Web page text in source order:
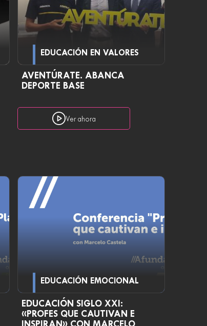
EDUCACIÓN EN VALORES
AVENTÚRATE. ABANCA
DEPORTE BASE
Ver ahora
EDUCACIÓN EMOCIONAL
EDUCACIÓN SIGLO XXI:
«PROFES QUE CAUTIVAN E